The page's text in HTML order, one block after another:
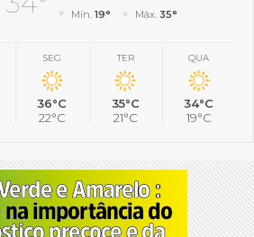
Mín.19° Máx. 35°
SEG
36°C
22°C
TER
35°C
21°C
QUA
34°C
19°C